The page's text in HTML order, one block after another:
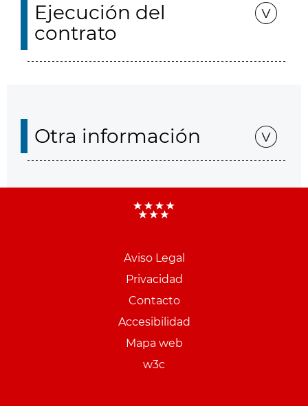
Ejecución del
contrato
Otra información
Aviso Legal
Privacidad
Contacto
Accesibilidad
Mapa web
w3c